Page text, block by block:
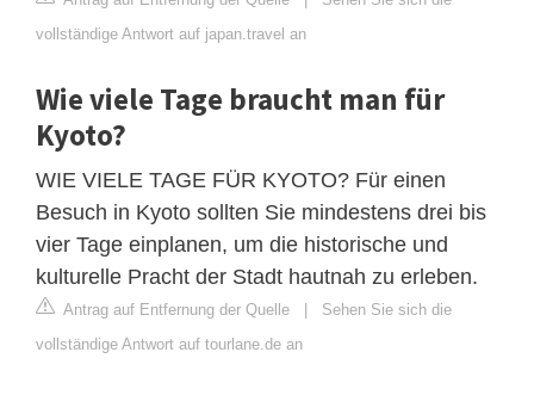
vollständige Antwort auf japan.travel an
Wie viele Tage braucht man für
Kyoto?
WIE VIELE TAGE FÜR KYOTO? Für einen
Besuch in Kyoto sollten Sie mindestens drei bis
vier Tage einplanen, um die historische und
kulturelle Pracht der Stadt hautnah zu erleben.
Antrag auf Entfernung der Quelle
Sehen Sie sich die
vollständige Antwort auf tourlane.de an